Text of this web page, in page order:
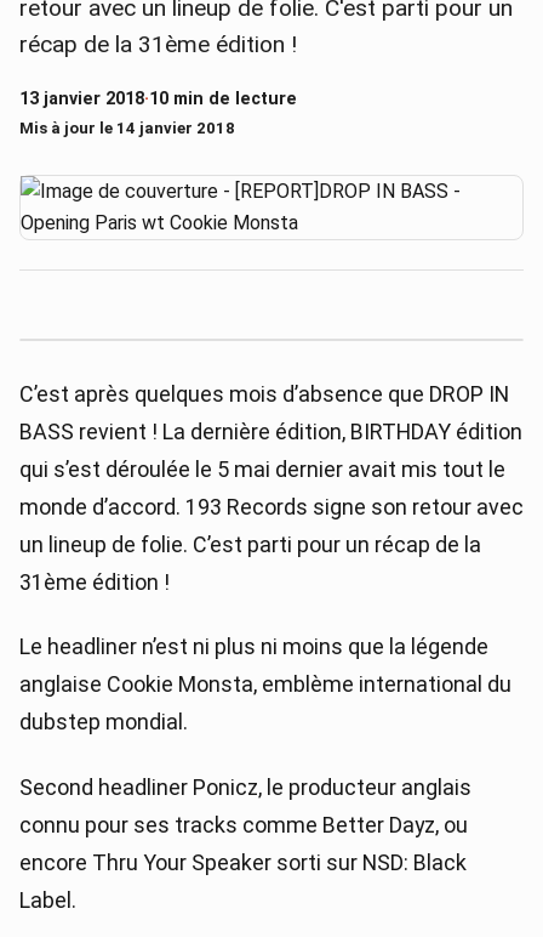
retour avec un lineup de folie. C'est parti pour un
récap de la 31ème édition !
13 janvier 2018·10 min de lecture
Mis à jour le 14 janvier 2018
C’est après quelques mois d’absence que DROP IN
BASS revient ! La dernière édition, BIRTHDAY édition
qui s’est déroulée le 5 mai dernier avait mis tout le
monde d’accord. 193 Records signe son retour avec
un lineup de folie. C’est parti pour un récap de la
31ème édition !
Le headliner n’est ni plus ni moins que la légende
anglaise Cookie Monsta, emblème international du
dubstep mondial.
Second headliner Ponicz, le producteur anglais
connu pour ses tracks comme Better Dayz, ou
encore Thru Your Speaker sorti sur NSD: Black
Label.